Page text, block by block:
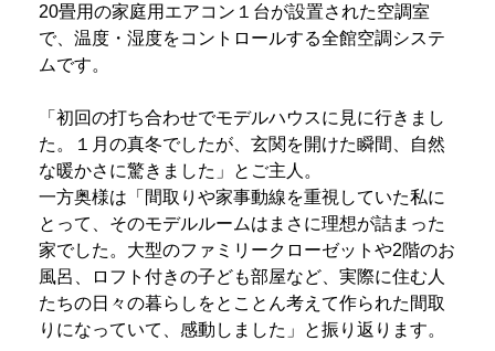
20畳用の家庭用エアコン１台が設置された空調室
で、温度・湿度をコントロールする全館空調システ
ムです。
「初回の打ち合わせでモデルハウスに見に行きまし
た。１月の真冬でしたが、玄関を開けた瞬間、自然
な暖かさに驚きました」とご主人。
一方奥様は「間取りや家事動線を重視していた私に
とって、そのモデルルームはまさに理想が詰まった
家でした。大型のファミリークローゼットや2階のお
風呂、ロフト付きの子ども部屋など、実際に住む人
たちの日々の暮らしをとことん考えて作られた間取
りになっていて、感動しました」と振り返ります。